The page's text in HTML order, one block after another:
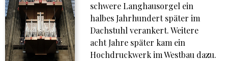
schwere Langhausorgel ein
halbes Jahrhundert später im
Dachstuhl verankert. Weitere
acht Jahre später kam ein
Hochdruckwerk im Westbau dazu.